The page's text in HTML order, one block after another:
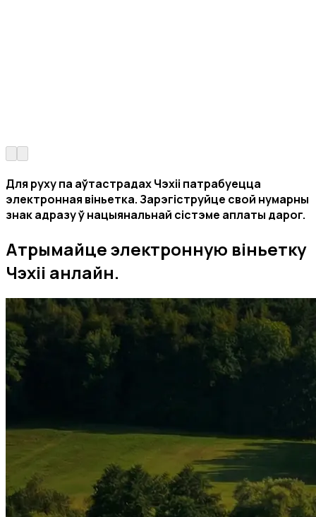
Для руху па аўтастрадах Чэхіі патрабуецца
электронная віньетка. Зарэгіструйце свой нумарны
знакадразу ў нацыянальнай сістэме аплаты дарог.
Атрымайцеэлектронную віньетку
Чэхіі анлайн.